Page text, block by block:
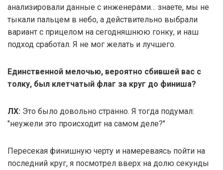
анализировали данные с инженерами… знаете, мы не
тыкали пальцем в небо, а действительно выбрали
вариант с прицелом на сегодняшнюю гонку, и наш
подход сработал. Я не мог желать и лучшего.
Единственной мелочью, вероятно сбившей вас с
толку, был клетчатый флаг за круг до финиша?
ЛХ: Это было довольно странно. Я тогда подумал:
"неужели это происходит на самом деле?"
Пересекая финишную черту и намереваясь пойти на
последний круг, я посмотрел вверх на долю секунды